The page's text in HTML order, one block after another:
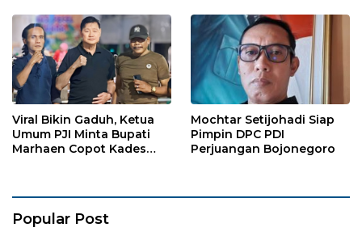
Kebersamaan
Viral Bikin Gaduh, Ketua
Umum PJI Minta Bupati
Marhaen Copot Kades
Mochtar Setijohadi Siap
Pimpin DPC PDI
Perjuangan Bojonegoro
Popular Post